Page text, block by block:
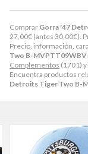
Comprar Gorra '47
27,00€ (antes 30,00€).
Precio, información,
Two B-
Complementos (1701) y
Encuentra productos
Detroits Tiger Two B-